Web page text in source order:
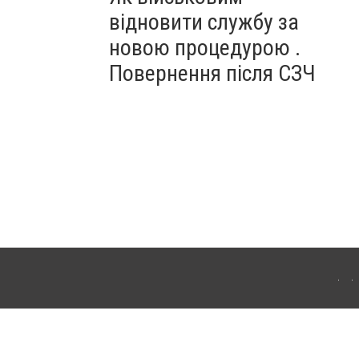
відновити службу за
новою процедурою .
Повернення після СЗЧ